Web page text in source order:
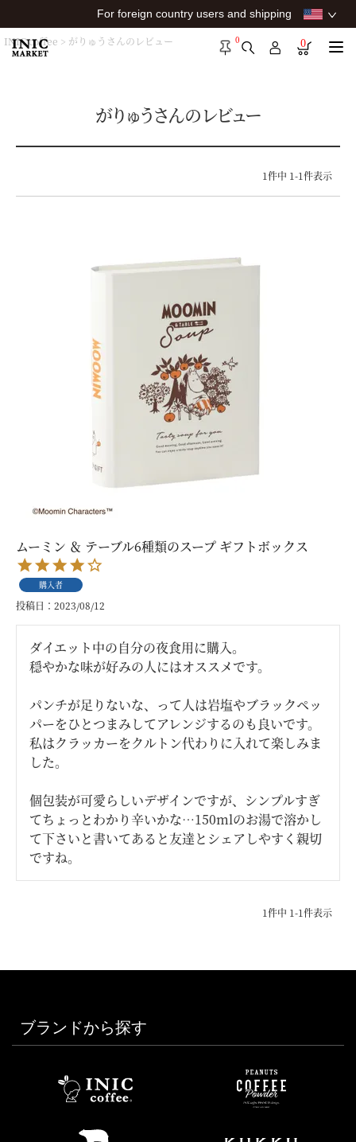
For foreign country users and shipping
0 0
INIC coffee がりゅうさんのレビュー
がりゅうさんのレビュー
1件中 1-1件表示
ムーミン ＆ テーブル6種類のスープ ギフトボックス
購入者
投稿日 2023/08/12
ダイエット中の自分の夜食用に購入。
穏やかな味が好みの人にはオススメです。
パンチが足りないな、って人は岩塩やブラックペッ
パーをひとつまみしてアレンジするのも良いです。
私はクラッカーをクルトン代わりに入れて楽しみま
した。
個包装が可愛らしいデザインですが、シンプルすぎ
てちょっとわかり辛いかな…150mlのお湯で溶かし
て下さいと書いてあると友達とシェアしやすく親切
ですね。
1件中 1-1件表示
ブランドから探す